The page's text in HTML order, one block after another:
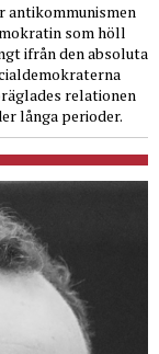
antikommunismen
som höll
ifrån den absoluta
relationen
långa perioder.